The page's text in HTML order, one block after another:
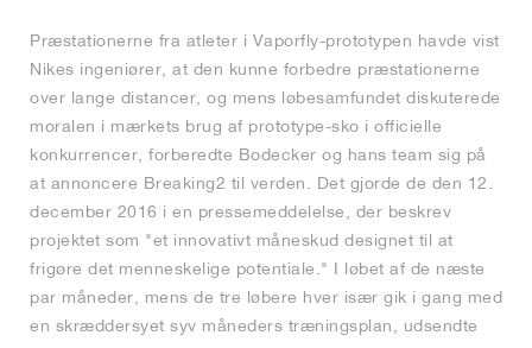
Præstationerne fra atleter i Vaporfly-prototypen havde vist
Nikes ingeniører, at den kunne forbedre præstationerne
over lange distancer, og mens løbesamfundet diskuterede
moralen i mærkets brug af prototype-sko i officielle
konkurrencer, forberedte Bodecker og hans team sig på
at annoncere Breaking2 til verden. Det gjorde de den 12.
december 2016 i en pressemeddelelse, der beskrev
projektet som "et innovativt måneskud designet til at
frigøre det menneskelige potentiale." I løbet af de næste
par måneder, mens de tre løbere hver især gik i gang med
en skræddersyet syv måneders træningsplan, udsendte